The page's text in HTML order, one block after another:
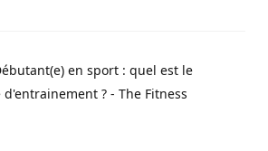
en sport : quel est le
? - The Fitness